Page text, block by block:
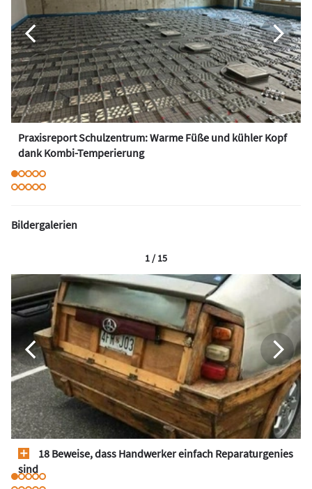
Praxisreport Schulzentrum: Warme Füße und kühler Kopf
dank Kombi-Temperierung
Bildergalerien
18 Beweise, dass Handwerker einfach Reparaturgenies
sind
1 / 15